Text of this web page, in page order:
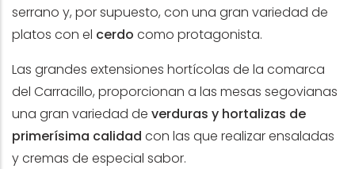
serrano y, por supuesto, con una gran variedad de
platos con el cerdo como protagonista.
Las grandes extensiones hortícolas de la comarca
del Carracillo, proporcionan a las mesas segovianas
una gran variedad de verduras y hortalizas de
primerísima calidad con las que realizar ensaladas
y cremas de especial sabor.